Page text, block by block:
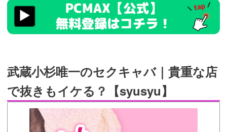
ad_id=rm327007
武蔵小杉唯一のセクキャバ｜貴重な店
で抜きもイケる？【syusyu】